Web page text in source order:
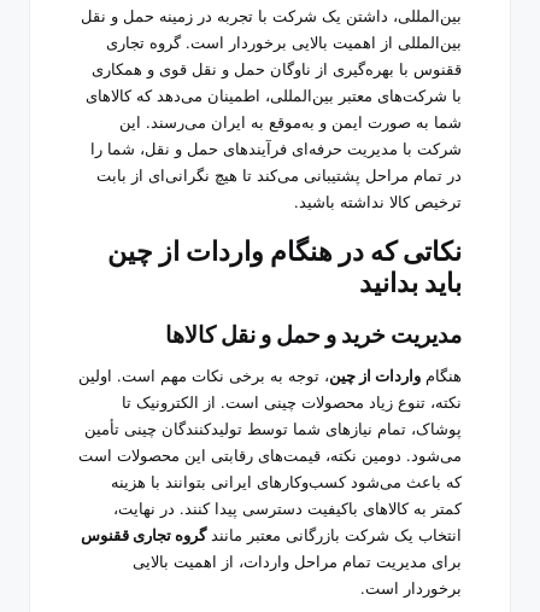
بین‌المللی، داشتن یک شرکت با تجربه در زمینه حمل و نقل
بین‌المللی از اهمیت بالایی برخوردار است. گروه تجاری
ققنوس با بهره‌گیری از ناوگان حمل و نقل قوی و همکاری
با شرکت‌های معتبر بین‌المللی، اطمینان می‌دهد که کالاهای
شما به صورت ایمن و به‌موقع به ایران می‌رسند. این
شرکت با مدیریت حرفه‌ای فرآیندهای حمل و نقل، شما را
در تمام مراحل پشتیبانی می‌کند تا هیچ نگرانی‌ای از بابت
ترخیص کالا نداشته باشید.
نکاتی که در هنگام واردات از چین
باید بدانید
مدیریت خرید و حمل و نقل کالاها
هنگام واردات از چین، توجه به برخی نکات مهم است. اولین
نکته، تنوع زیاد محصولات چینی است. از الکترونیک تا
پوشاک، تمام نیازهای شما توسط تولیدکنندگان چینی تأمین
می‌شود. دومین نکته، قیمت‌های رقابتی این محصولات است
که باعث می‌شود کسب‌وکارهای ایرانی بتوانند با هزینه
کمتر به کالاهای باکیفیت دسترسی پیدا کنند. در نهایت،
انتخاب یک شرکت بازرگانی معتبر مانندگروه تجاری ققنوس
برای مدیریت تمام مراحل واردات، از اهمیت بالایی
برخوردار است.